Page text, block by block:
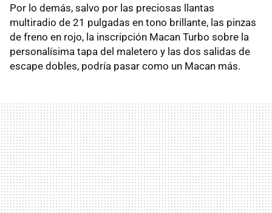
Por lo demás, salvo por las preciosas llantas
multiradio de 21 pulgadas en tono brillante, las pinzas
de freno en rojo, la inscripción Macan Turbo sobre la
personalísima tapa del maletero y las dos salidas de
escape dobles, podría pasar como un Macan más.